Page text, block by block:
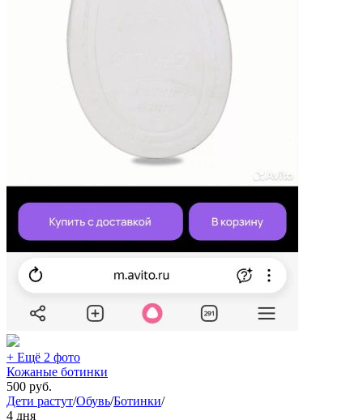
+ Ещё 2 фото
Кожаные ботинки
500 руб.
Дети растут/Обувь/Ботинки/
4 дня